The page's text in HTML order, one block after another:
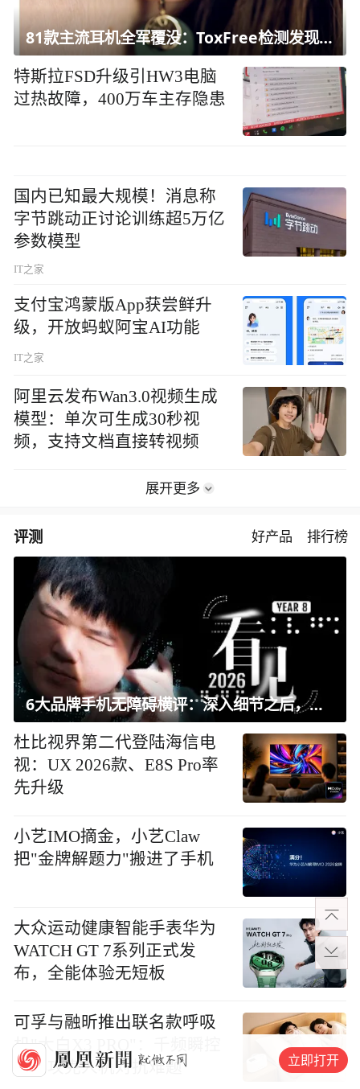
81款主流耳机全军覆没：ToxFree检测发现均含对人体有害化学物质
特斯拉FSD升级引HW3电脑
过热故障，400万车主存隐患
国内已知最大规模！消息称
字节跳动正讨论训练超5万亿
参数模型
IT之家
支付宝鸿蒙版App获尝鲜升
级，开放蚂蚁阿宝AI功能
IT之家
阿里云发布Wan3.0视频生成
模型：单次可生成30秒视
频，支持文档直接转视频
展开更多
评测 好产品 排行榜
6大品牌手机无障碍横评：深入细节之后，似乎只有苹果能挺住？｜ 看见2026
杜比视界第二代登陆海信电
视：UX 2026款、E8S Pro率
先升级
小艺IMO摘金，小艺Claw
把"金牌解题力"搬进了手机
大众运动健康智能手表华为
WATCH GT 7系列正式发
布，全能体验无短板
可孚与融昕推出联名款呼吸
机"大白X3 PRO"：千频瞬控
算法攻克人机对抗难题
立即打开